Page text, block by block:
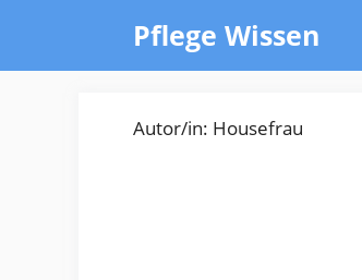
springen
Pflege Wissen
Autor/in: Housefrau